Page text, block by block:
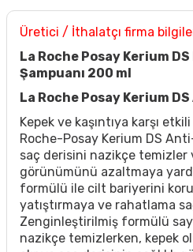
Üretici / İthalatçı firma
La Roche Posay Kerium DS
Şampuanı 200 ml
La Roche Posay Kerium
Kepek ve kaşıntıya karşı
Roche-Posay Kerium DS
saç derisini nazikçe temizler
görünümünü azaltmaya
formülü ile cilt bariyerini
yatıştırmaya ve rahatlama
Zenginleştirilmiş formülü
nazikçe temizlerken, kepek